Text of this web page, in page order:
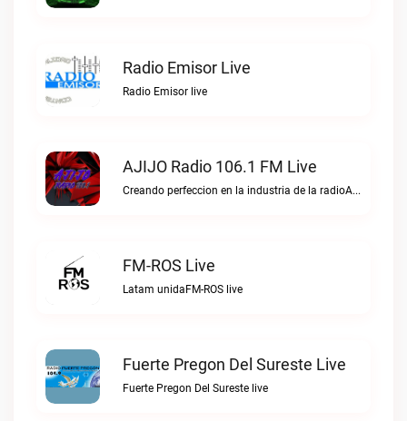
Radio Emisor Live
Radio Emisor live
AJIJO Radio 106.1 FM Live
Creando perfeccion en la industria de la radioAJIJO Radio 106.1 FM live
FM-ROS Live
Latam unidaFM-ROS live
Fuerte Pregon Del Sureste Live
Fuerte Pregon Del Sureste live